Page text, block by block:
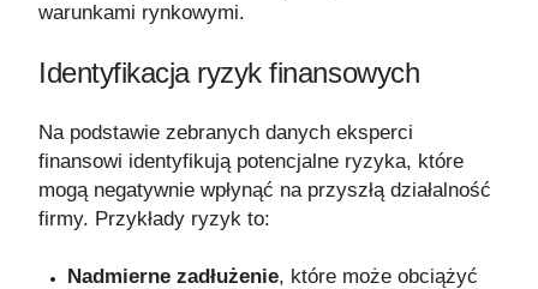
warunkami rynkowymi.
Identyfikacja ryzyk finansowych
Na podstawie zebranych danych eksperci
finansowi identyfikują potencjalne ryzyka, które
mogą negatywnie wpłynąć na przyszłą działalność
firmy. Przykłady ryzyk to:
Nadmierne zadłużenie, które może obciążyć